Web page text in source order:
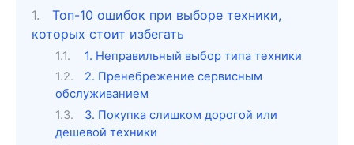
Топ-10 ошибок при выборе техники,
которых стоит избегать
1. Неправильный выбор типа техники
2. Пренебрежение сервисным
обслуживанием
3. Покупка слишком дорогой или
дешевой техники